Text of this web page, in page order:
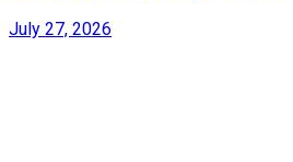
July 27, 2026